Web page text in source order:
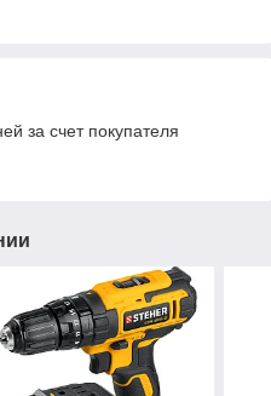
за счет покупателя